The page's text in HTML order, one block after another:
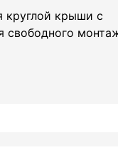
круглой крыши с
свободного